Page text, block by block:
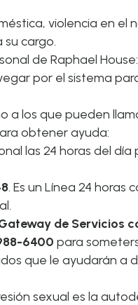
violencia en el
su cargo.
de Raphael
por el sistema
a los que pueden
obtener ayuda:
las 24 horas del
. Es un Línea 24 horas
de Servicios
6400 para
que le ayudarán a
sexual es la